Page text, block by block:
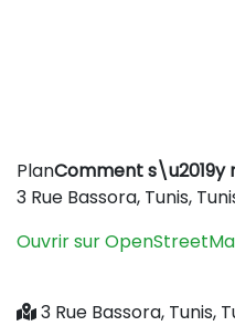
+
PlanComment s\u2019y
3 Rue Bassora, Tunis,
Ouvrir sur
3 Rue Bassora, Tunis,